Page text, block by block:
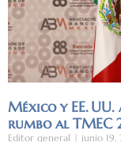
México y EE.
rumbo al TMEC
Editor general junio 19,